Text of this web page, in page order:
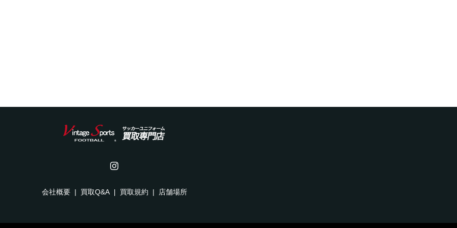
会社概要 買取Q&A 買取規約 店舗場所